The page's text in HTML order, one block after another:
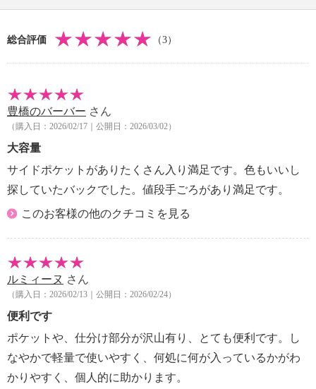
【重さ】
【個体差あり】
・個体差あり
・中国製
総合評価 （3）
豊橋のバーバー さん
（購入日：2026/02/17｜公開日：2026/03/02）
大容量
サイドポケットがありたくさん入り満足です。色もいいし
探していたバックでした。値段手ごろがあり満足です。
このお客様の他のクチコミを見る
ルミィーヌ さん
（購入日：2026/02/13｜公開日：2026/02/24）
便利です
ポケットや、仕分け部分が沢山有り、とても便利です。し
なやかで軽量で使いやすく、何処に何が入っているかがわ
かりやすく、個人的に助かります。